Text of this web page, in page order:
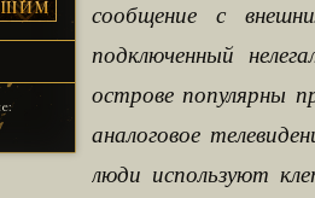
сообщение с
подключенный
острове популярны
аналоговое
люди используют